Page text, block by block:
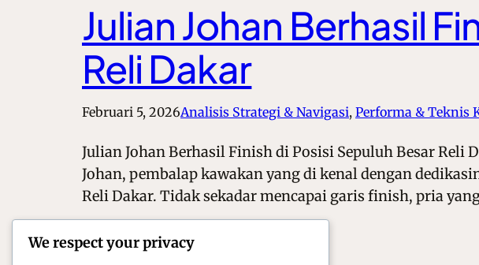
Julian Johan Berhasil
Reli Dakar
Februari 5, 2026Analisis Strategi & Navigasi, Performa & Teknis
Julian Johan Berhasil Finish di Posisi Sepuluh Besar
Johan, pembalap kawakan yang di kenal dengan
Reli Dakar. Tidak sekadar mencapai garis finish, pria
We respect your privacy